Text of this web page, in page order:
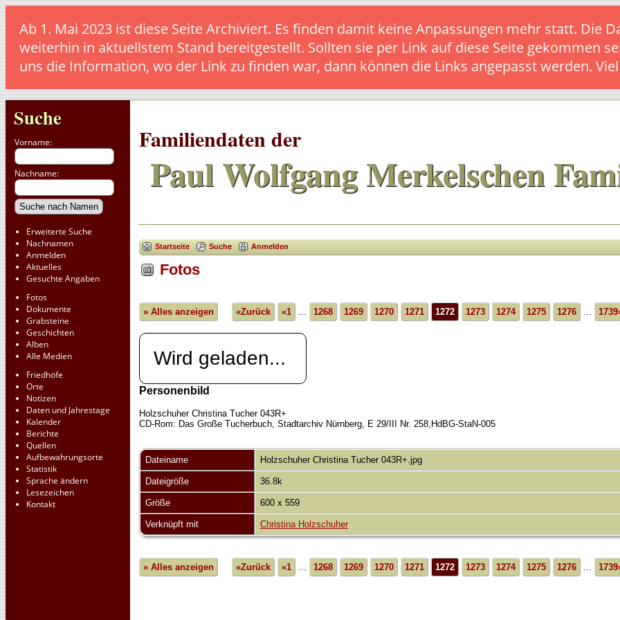
Ab 1. Mai 2023 ist diese Seite Archiviert. Es finden damit keine Anpassungen mehr statt. Die
weiterhin in aktuellstem Stand bereitgestellt. Sollten sie per Link auf diese Seite gekommen
uns die Information, wo der Link zu finden war, dann können die Links angepasst werden.
Suche
Vorname:
Nachname:
Erweiterte Suche
Nachnamen
Anmelden
Aktuelles
Gesuchte Angaben
Fotos
Dokumente
Grabsteine
Geschichten
Alben
Alle Medien
Friedhöfe
Orte
Notizen
Daten und Jahrestage
Kalender
Berichte
Quellen
Aufbewahrungsorte
Statistik
Sprache ändern
Lesezeichen
Kontakt
Familiendaten der
Paul Wolfgang Merkelschen
Startseite Suche Anmelden
Fotos
» Alles anzeigen «Zurück «1 ... 1268 1269 1270 1271 1272 1273 1274 1275 1276 ...
Wird geladen...
Personenbild
Holzschuher Christina Tucher 043R+
CD-Rom: Das Große Tucherbuch, Stadtarchiv Nürnberg, E 29/III Nr. 258,HdBG-StaN-005
Dateiname Holzschuher Christina Tucher 043R+.jpg
Dateigröße 36.8k
Größe 600 x 559
Verknüpft mit Christina Holzschuher
» Alles anzeigen «Zurück «1 ... 1268 1269 1270 1271 1272 1273 1274 1275 1276 ...